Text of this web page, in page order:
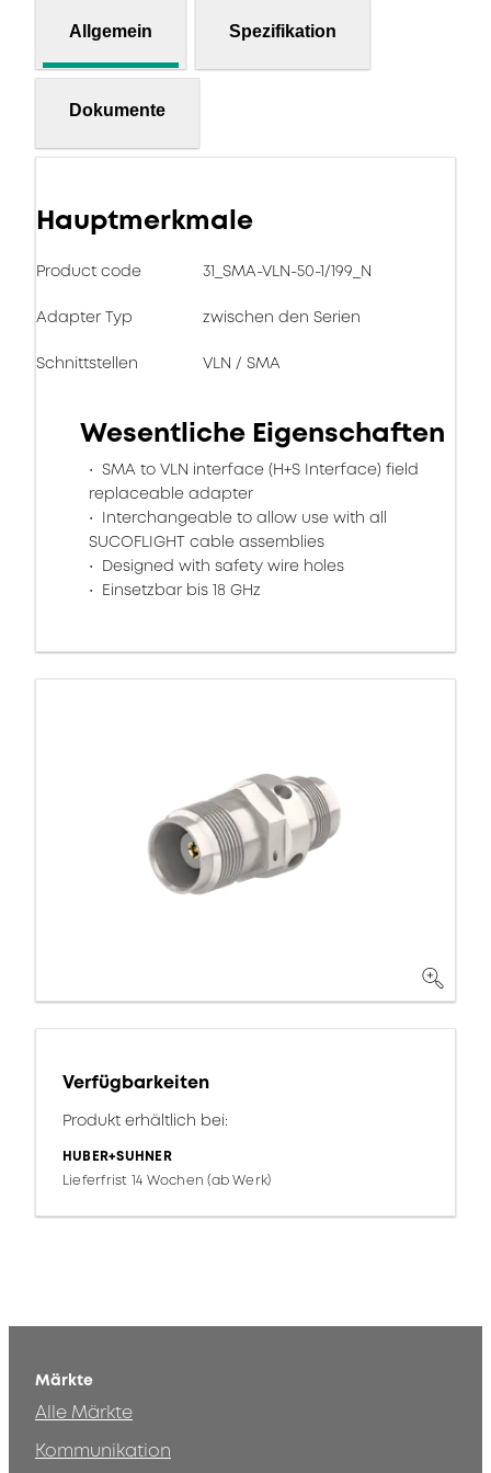
Allgemein Spezifikation
Dokumente
Hauptmerkmale
Product code 31_SMA-VLN-50-1/199_N
Adapter Typ zwischen den Serien
Schnittstellen VLN / SMA
Wesentliche Eigenschaften
SMA to VLN interface (H+S Interface) field
replaceable adapter
Interchangeable to allow use with all
SUCOFLIGHT cable assemblies
Designed with safety wire holes
Einsetzbar bis 18 GHz
Verfügbarkeiten
Produkt erhältlich bei:
HUBER+SUHNER
Lieferfrist 14 Wochen (ab Werk)
Märkte
Alle Märkte
Kommunikation